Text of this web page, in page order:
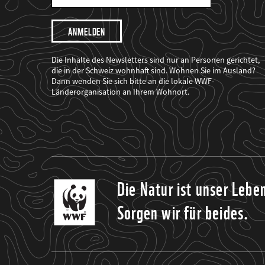
Mail
Adresse
Ich
möchte,
dass
der
WWF
mich
über
seine
Projekte
informiert.
Die Inhalte des Newsletters sind nur an Personen gerichtet,
die in der Schweiz wohnhaft sind. Wohnen Sie im Ausland?
Dann wenden Sie sich bitte an die lokale WWF-
Länderorganisation an Ihrem Wohnort.
Die Natur ist unser
Sorgen wir für beides.